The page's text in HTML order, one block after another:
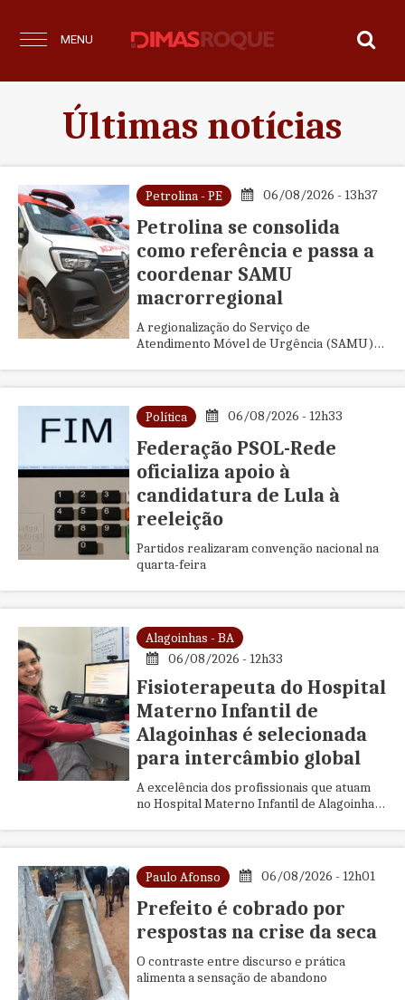
MENU
Últimas notícias
Petrolina - PE 06/08/2026 - 13h37
Petrolina se consolida
como referência e passa a
coordenar SAMU
macrorregional
A regionalização do Serviço de
Atendimento Móvel de Urgência (SAMU)
Política 06/08/2026 - 12h33
Federação PSOL-Rede
oficializa apoio à
candidatura de Lula à
reeleição
Partidos realizaram convenção nacional na
quarta-feira
Alagoinhas - BA
06/08/2026 - 12h33
Fisioterapeuta do Hospital
Materno Infantil de
Alagoinhas é selecionada
para intercâmbio global
A excelência dos profissionais que atuam
no Hospital Materno Infantil de Alagoinhas
Paulo Afonso 06/08/2026 - 12h01
Prefeito é cobrado por
respostas na crise da seca
O contraste entre discurso e prática
alimenta a sensação de abandono